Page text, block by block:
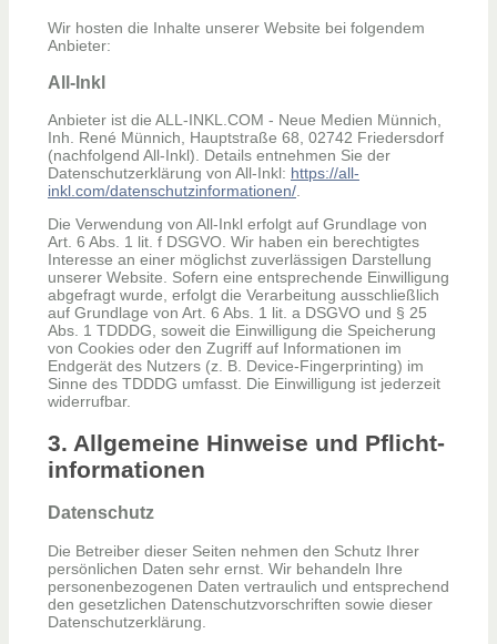
Wir hosten die Inhalte unserer Website bei folgendem
Anbieter:
All-Inkl
Anbieter ist die ALL-INKL.COM - Neue Medien Münnich,
Inh. René Münnich, Hauptstraße 68, 02742 Friedersdorf
(nachfolgend All-Inkl). Details entnehmen Sie der
Datenschutzerklärung von All-Inkl: https://all-
inkl.com/datenschutzinformationen/.
Die Verwendung von All-Inkl erfolgt auf Grundlage von
Art. 6 Abs. 1 lit. f DSGVO. Wir haben ein berechtigtes
Interesse an einer möglichst zuverlässigen Darstellung
unserer Website. Sofern eine entsprechende Einwilligung
abgefragt wurde, erfolgt die Verarbeitung ausschließlich
auf Grundlage von Art. 6 Abs. 1 lit. a DSGVO und § 25
Abs. 1 TDDDG, soweit die Einwilligung die Speicherung
von Cookies oder den Zugriff auf Informationen im
Endgerät des Nutzers (z. B. Device-Fingerprinting) im
Sinne des TDDDG umfasst. Die Einwilligung ist jederzeit
widerrufbar.
3. Allgemeine Hinweise und Pflicht­
informationen
Datenschutz
Die Betreiber dieser Seiten nehmen den Schutz Ihrer
persönlichen Daten sehr ernst. Wir behandeln Ihre
personenbezogenen Daten vertraulich und entsprechend
den gesetzlichen Datenschutzvorschriften sowie dieser
Datenschutzerklärung.